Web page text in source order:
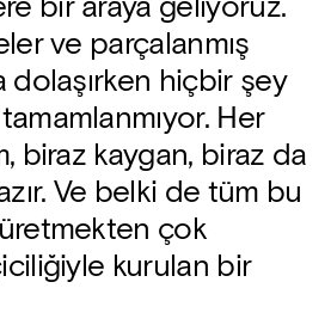
ve parçalanmış
dolaşırken hiçbir şey
Her
biraz kaygan, biraz da
Ve belki de tüm bu
çok
kurulan bir